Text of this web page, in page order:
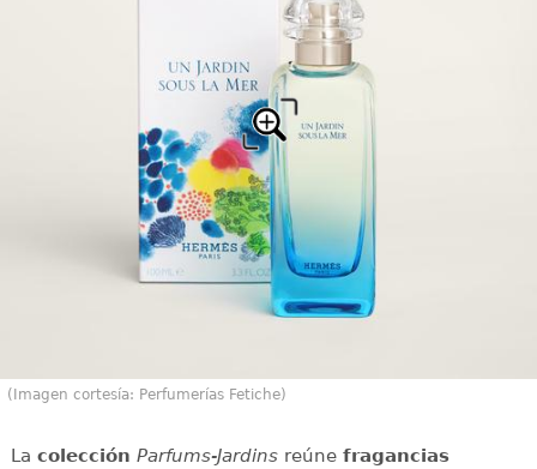
(Imagen cortesía: Perfumerías Fetiche)
La colección Parfums-Jardinsreúne fragancias